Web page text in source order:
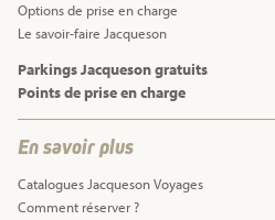
Options de prise en charge
Le savoir-faire Jacqueson
Parkings Jacqueson gratuits
Points de prise en charge
En savoir plus
Catalogues Jacqueson Voyages
Comment réserver ?